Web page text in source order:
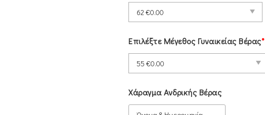
Επιλέξτε Μέγεθος Γυναικείας Βέρας*
Χάραγμα Ανδρικής Βέρας